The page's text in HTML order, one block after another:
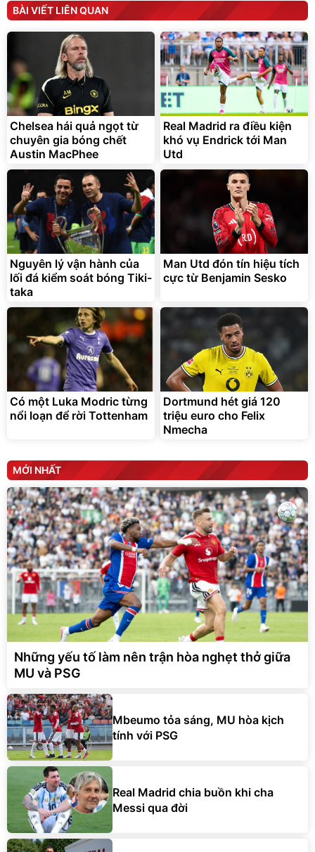
Máy ép chậm trái cây
Elmich JEE 1855OL
3.000.000đ
2.143.650đ
Flash Sale
Máy rửa xe cầm tay xịt rửa
cao áp có tạo bọt tuyết
399.000đ
Đã bán nhiều
Bạt phủ xe ô tô cao cấp,
tráng nhôm 03 lớp
392.000
325.000đ
Đã bán nhiều
Xe đạp điện trợ lực G-
Force C14 gấp gọn bỏ cốp
7.092.000đ
Đang xem nhiều
BÀI VIẾT LIÊN QUAN
Chelsea hái quả ngọt từ
chuyên gia bóng chết
Austin MacPhee
Real Madrid ra điều kiện
khó vụ Endrick tới Man
Utd
Nguyên lý vận hành của
lối đá kiểm soát bóng Tiki-
taka
Man Utd đón tín hiệu tích
cực từ Benjamin Sesko
Có một Luka Modric từng
nổi loạn để rời Tottenham
Dortmund hét giá 120
triệu euro cho Felix
Nmecha
MỚI NHẤT
Những yếu tố làm nên trận hòa nghẹt thở giữa
MU và PSG
Mbeumo tỏa sáng, MU hòa kịch
tính với PSG
Real Madrid chia buồn khi cha
Messi qua đời